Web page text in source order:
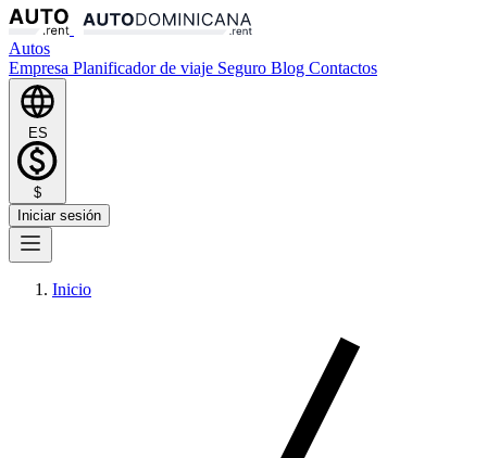
Autos
Empresa Planificador de viaje Seguro Blog Contactos
ES
$
Iniciar sesión
Inicio